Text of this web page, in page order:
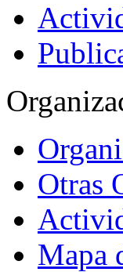
Otras
Mapa